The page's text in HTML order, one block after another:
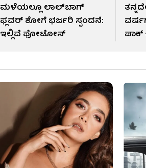
ಮಳೆಯಲ್ಲೂ ಲಾಲ್‌ಬಾಗ್
ಫ್ಲವರ್ ಶೋಗೆ ಭರ್ಜರಿ ಸ್ಪಂದನೆ:
ಇಲ್ಲಿವೆ ಫೋಟೋಸ್​
ಪಾಕ್